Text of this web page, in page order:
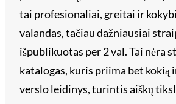
tai profesionaliai, greitai ir
valandas, tačiau dažniausiai
išpublikuotas per 2 val. Tai nėra
katalogas, kuris priima bet kokią
verslo leidinys, turintis aiškų